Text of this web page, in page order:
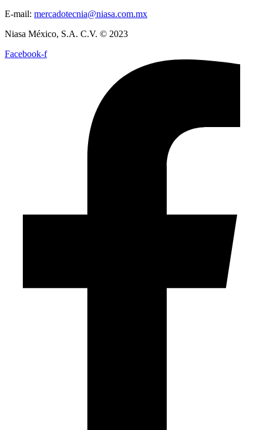
E-mail: mercadotecnia@niasa.com.mx
Niasa México, S.A. C.V. © 2023
Facebook-f